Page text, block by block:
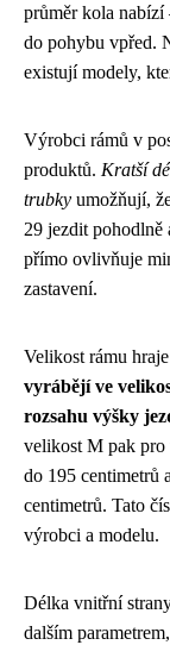
průměr kola nabízí
do pohybu vpřed.
existují modely,
Výrobci rámů v
produktů. Kratší
trubky umožňují,
29 jezdit pohodlně
přímo ovlivňuje
zastavení.
Velikost rámu
vyrábějí ve
rozsahu výšky
velikost M pak pro
do 195 centimetrů
centimetrů. Tato
výrobci a modelu.
Délka vnitřní
dalším